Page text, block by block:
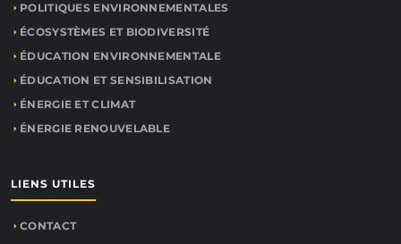
POLITIQUES ENVIRONNEMENTALES
ÉCOSYSTÈMES ET BIODIVERSITÉ
ÉDUCATION ENVIRONNEMENTALE
ÉDUCATION ET SENSIBILISATION
ÉNERGIE ET CLIMAT
ÉNERGIE RENOUVELABLE
LIENS UTILES
CONTACT